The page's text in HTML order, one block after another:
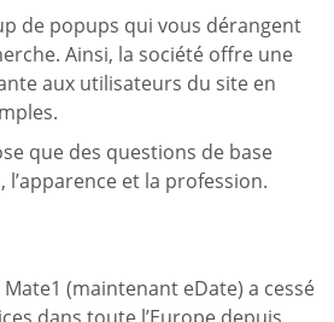
de popups qui vous dérangent
Ainsi, la société offre une
aux utilisateurs du site en
que des questions de base
l’apparence et la profession.
(maintenant eDate) a cessé